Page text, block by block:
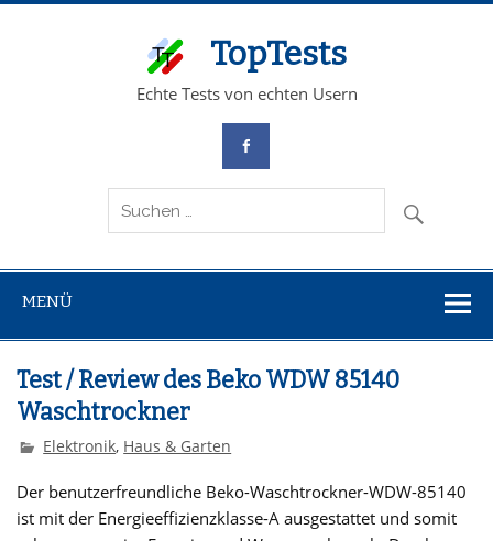
TopTests
Echte Tests von echten Usern
MENÜ
Test / Review des Beko WDW 85140
Waschtrockner
Elektronik, Haus & Garten
Der benutzerfreundliche Beko-Waschtrockner-WDW-85140
ist mit der Energieeffizienzklasse-A ausgestattet und somit